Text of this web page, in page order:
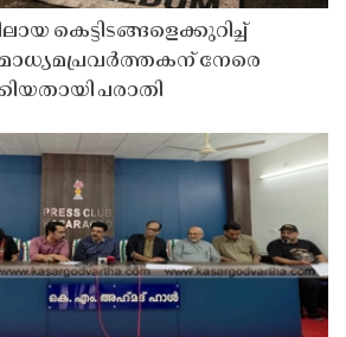
കെട്ടിടങ്ങളെക്കുറിച്ച്
നേരെ
പരാതി